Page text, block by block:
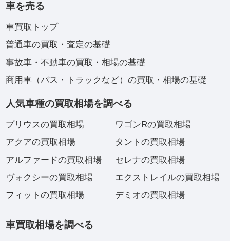
車を売る
車買取トップ
普通車の買取・査定の基礎
事故車・不動車の買取・相場の基礎
商用車（バス・トラックなど）の買取・相場の基礎
人気車種の買取相場を調べる
プリウスの買取相場
アクアの買取相場
アルファードの買取相場
ヴォクシーの買取相場
フィットの買取相場
ワゴンRの買取相場
タントの買取相場
セレナの買取相場
エクストレイルの買取相場
デミオの買取相場
車買取相場を調べる